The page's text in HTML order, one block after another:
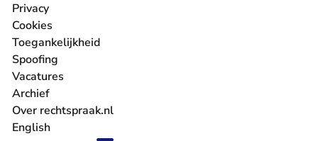
Privacy
Cookies
Toegankelijkheid
Spoofing
Vacatures
- U verlaat Rechtspraak.nl
Archief
Over rechtspraak.nl
English